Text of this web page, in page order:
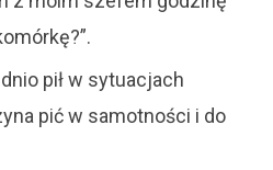
pił w sytuacjach
pić w samotności i do